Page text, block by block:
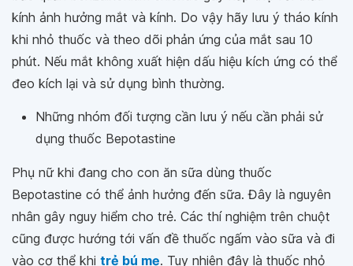
kính ảnh hưởng mắt và kính. Do vậy hãy lưu ý tháo kính
khi nhỏ thuốc và theo dõi phản ứng của mắt sau 10
phút. Nếu mắt không xuất hiện dấu hiệu kích ứng có thể
đeo kích lại và sử dụng bình thường.
Những nhóm đối tượng cần lưu ý nếu cần phải sử
dụng thuốc Bepotastine
Phụ nữ khi đang cho con ăn sữa dùng thuốc
Bepotastine có thể ảnh hưởng đến sữa. Đây là nguyên
nhân gây nguy hiểm cho trẻ. Các thí nghiệm trên chuột
cũng được hướng tới vấn đề thuốc ngấm vào sữa và đi
vào cơ thể khi trẻ bú mẹ. Tuy nhiên đây là thuốc nhỏ